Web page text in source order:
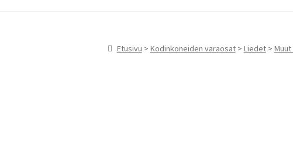
Etusivu > Kodinkoneiden varaosat> Liedet>